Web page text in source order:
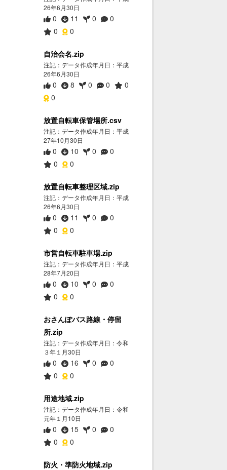
26年6月30日
0 11 0
0
0
0
自治会名.zip
注記：データ作成年月日：平成
26年6月30日
0 8 0 0
0
0
放置自転車保管場所.csv
注記：データ作成年月日：平成
27年10月30日
0 10 0
0
0
0
放置自転車整理区域.zip
注記：データ作成年月日：平成
26年6月30日
0 11 0
0
0
0
市営自転車駐車場.zip
注記：データ作成年月日：平成
28年7月20日
0 10 0
0
0
0
おさんぽバス路線・停留
所.zip
注記：データ作成年月日：令和
３年１月30日
0 16 0
0
0
0
用途地域.zip
注記：データ作成年月日：令和
元年１月10日
0 15 0
0
0
0
防火・準防火地域.zip